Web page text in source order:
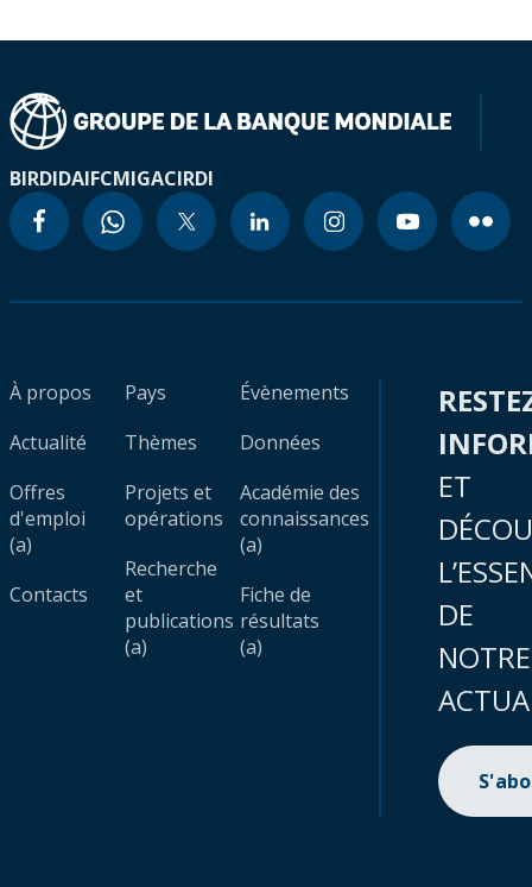
BIRDIDAIFCMIGACIRDI
À propos
Actualité
Offres
d'emploi
(a)
Contacts
Pays
Thèmes
Projets et
opérations
Recherche
et
publications
(a)
Évènements
Données
Académie des
connaissances
(a)
Fiche de
résultats
(a)
ET
DE
NOTRE